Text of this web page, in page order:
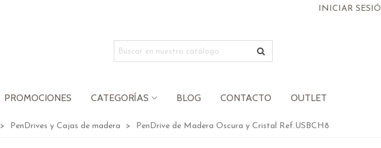
INICIAR
PROMOCIONES CATEGORÍAS BLOG CONTACTO OUTLET
> PenDrives y Cajas de madera > PenDrive de Madera Oscura y Cristal Ref.USBCH8